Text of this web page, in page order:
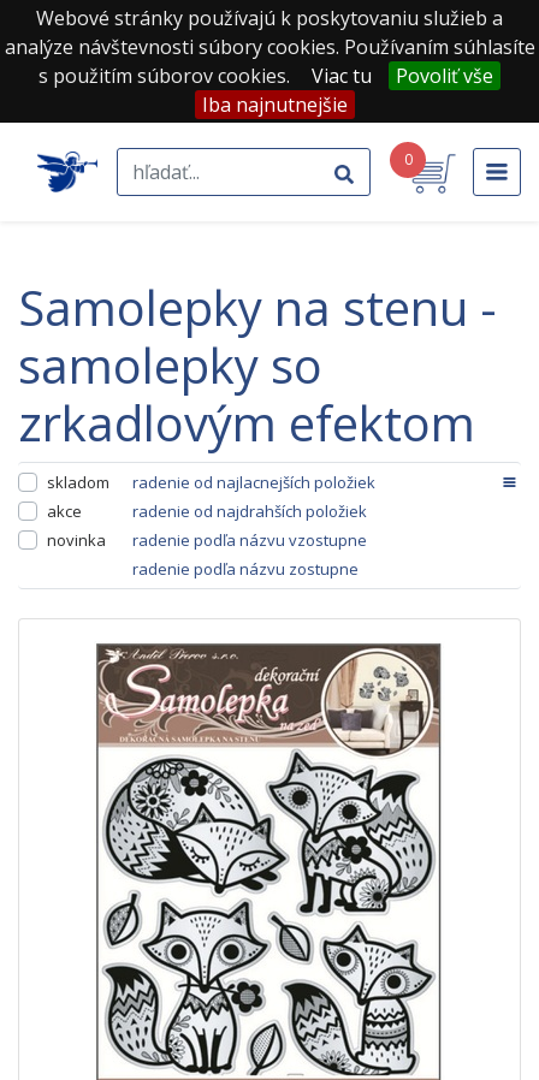
Webové stránky používajú k poskytovaniu služieb a
analýze návštevnosti súbory cookies. Používaním súhlasíte
s použitím súborov cookies.
Viac tu
Povoliť vše
Iba najnutnejšie
0
samolepky na stenu -
samolepky so
zrkadlovým efektom
skladom
akce
novinka
radenie od najlacnejších položiek
radenie od najdrahších položiek
radenie podľa názvu vzostupne
radenie podľa názvu zostupne